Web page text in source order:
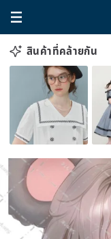
สินค้าที่คล้ายกัน